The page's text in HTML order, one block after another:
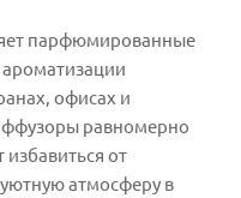
парфюмированные
офисах и
равномерно
от
атмосферу в